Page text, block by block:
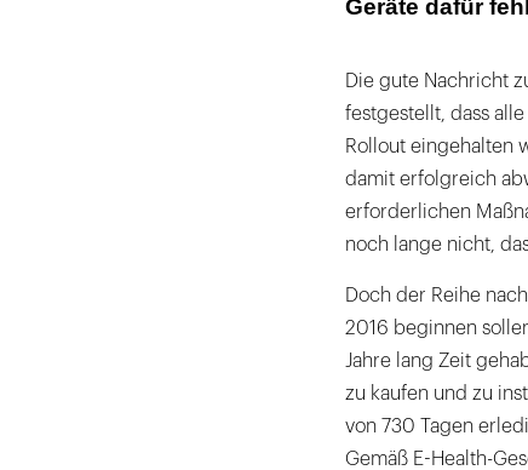
Geräte dafür
Die gute Nachricht
festgestellt, dass
Rollout eingehalten
damit erfolgreich
erforderlichen
noch lange nicht,
Doch der Reihe
2016 beginnen
Jahre lang Zeit
zu kaufen und zu
von 730 Tagen
Gemäß E-Health-